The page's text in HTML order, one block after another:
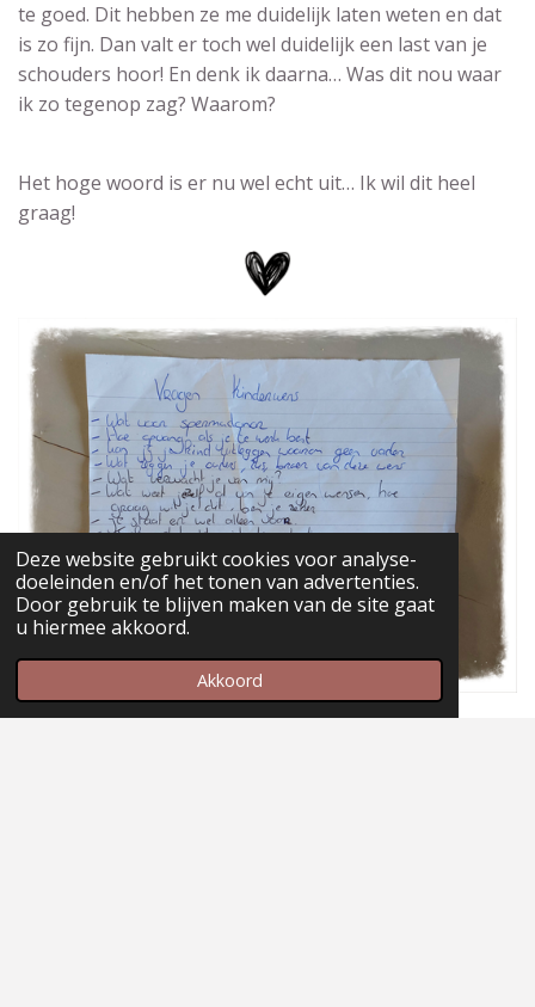
Deze website gebruikt cookies voor analyse-
doeleinden en/of het tonen van advertenties.
Door gebruik te blijven maken van de site gaat
u hiermee akkoord.
Akkoord
te goed. Dit hebben ze me duidelijk laten weten en dat
is zo fijn. Dan valt er toch wel duidelijk een last van je
schouders hoor! En denk ik daarna… Was dit nou waar
ik zo tegenop zag? Waarom?
Het hoge woord is er nu wel echt uit… Ik wil dit heel
graag!